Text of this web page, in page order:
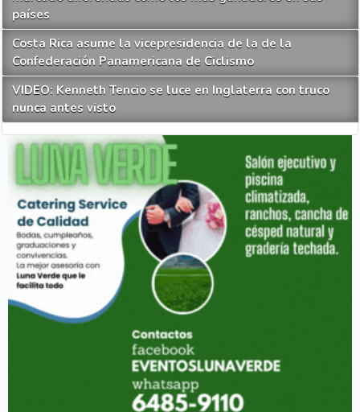
países
Costa Rica asume la vicepresidencia de la de la
Confederación Panamericana de Ciclismo
VIDEO: Kenneth Tencio se luce en Inglaterra con truco
nunca antes visto